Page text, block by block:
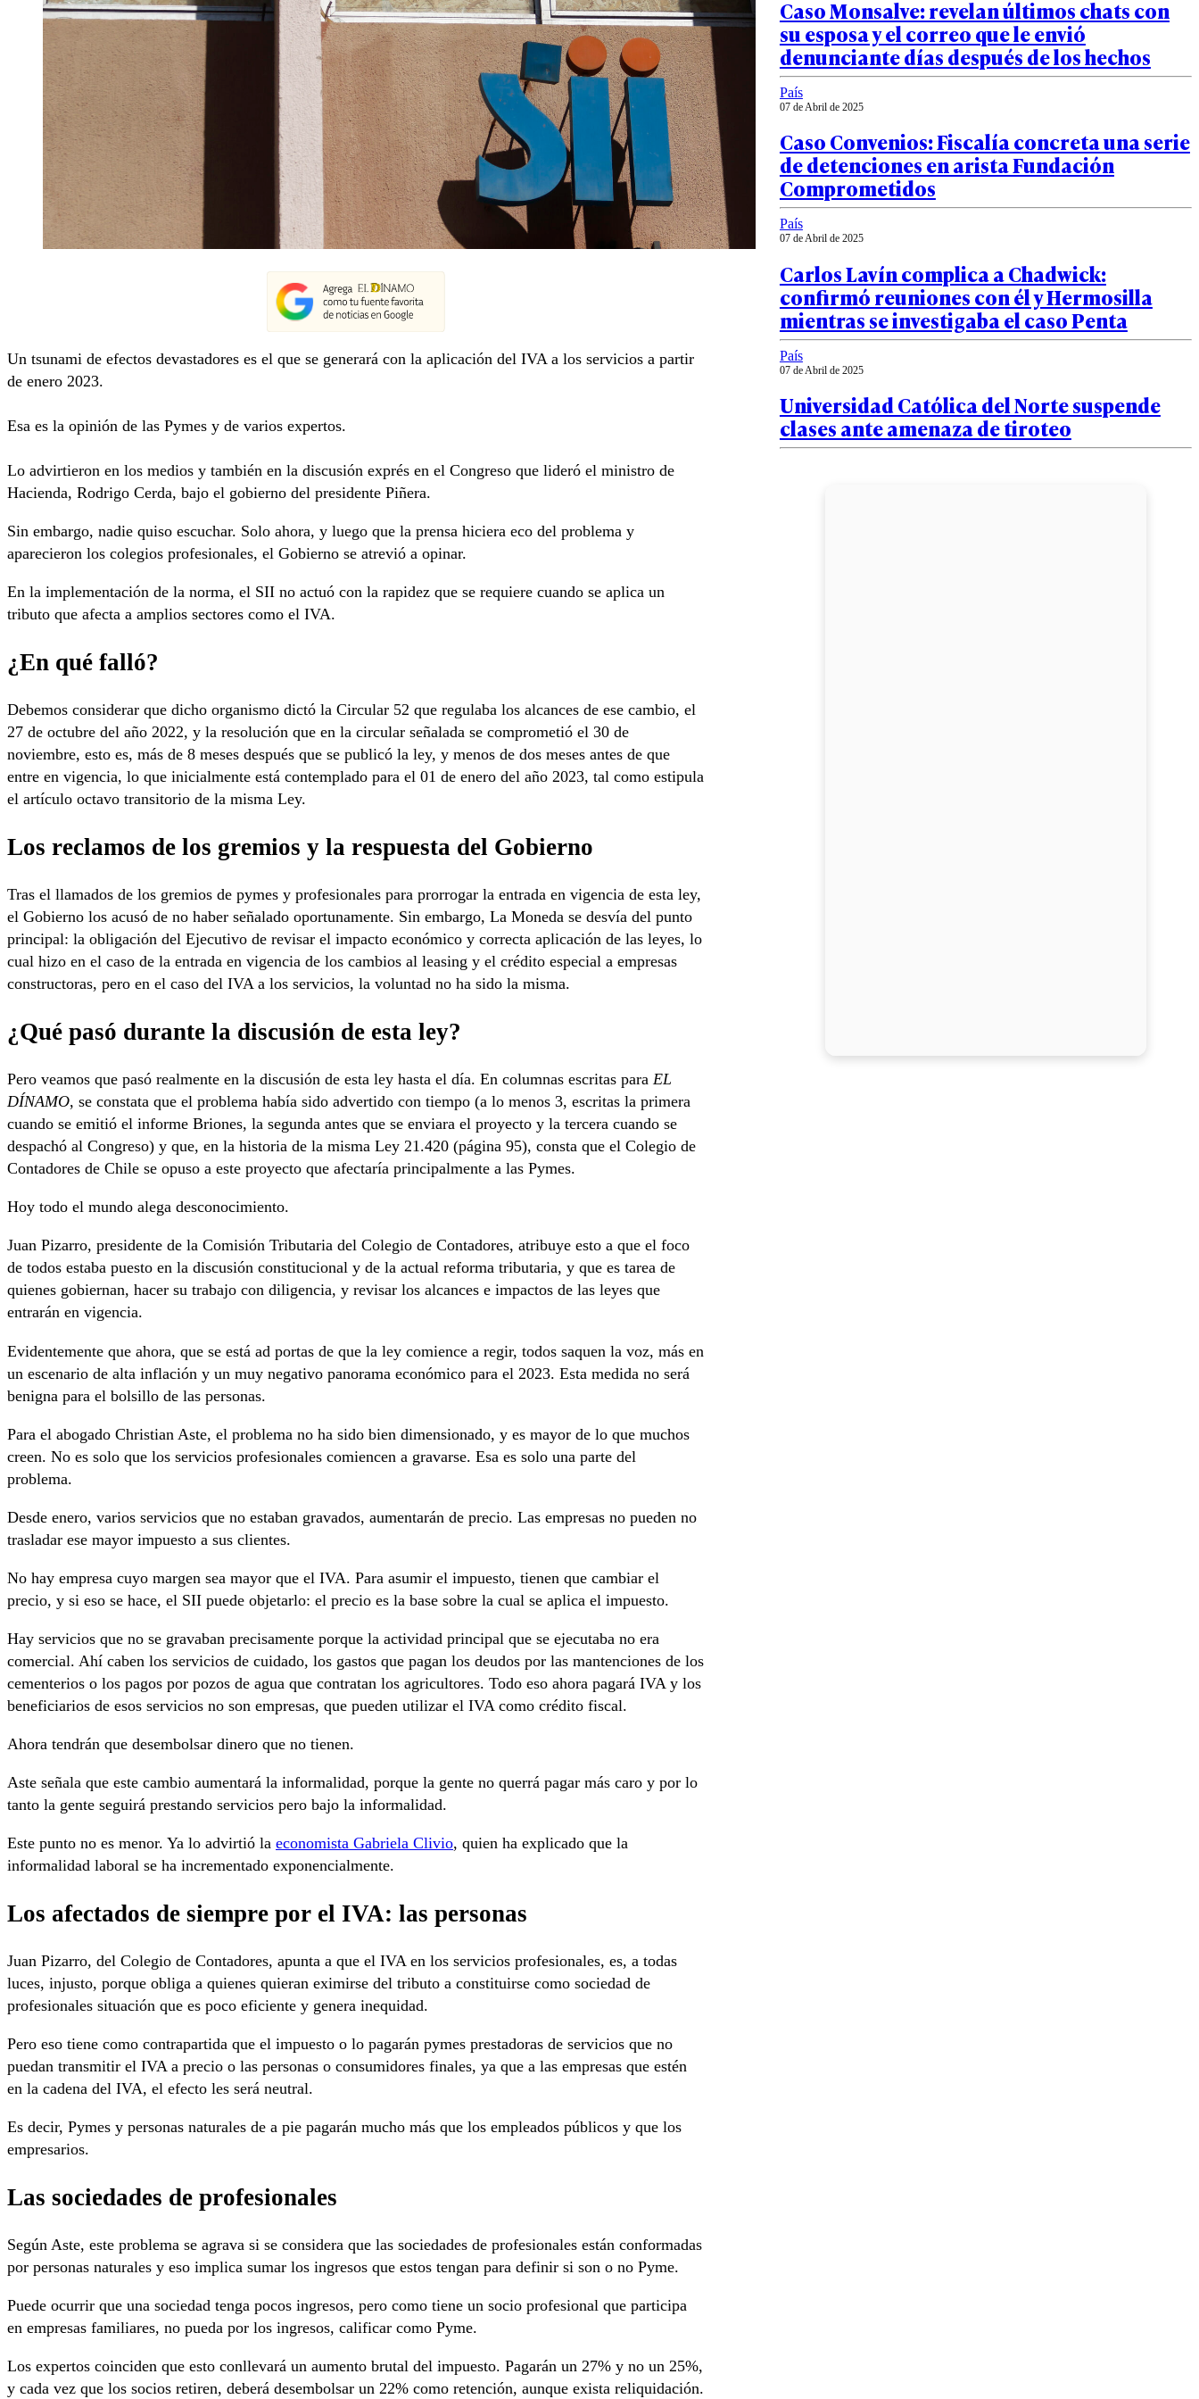
Un tsunami de efectos devastadores es el que se generará con la aplicación del IVA a los servicios a partir
de enero 2023.
Esa es la opinión de las Pymes y de varios expertos.
Lo advirtieron en los medios y también en la discusión exprés en el Congreso que lideró el ministro de
Hacienda, Rodrigo Cerda, bajo el gobierno del presidente Piñera.
Sin embargo, nadie quiso escuchar. Solo ahora, y luego que la prensa hiciera eco del problema y
aparecieron los colegios profesionales, el Gobierno se atrevió a opinar.
En la implementación de la norma, el SII no actuó con la rapidez que se requiere cuando se aplica un
tributo que afecta a amplios sectores como el IVA.
¿En qué falló?
Debemos considerar que dicho organismo dictó la Circular 52 que regulaba los alcances de ese cambio, el
27 de octubre del año 2022, y la resolución que en la circular señalada se comprometió el 30 de
noviembre, esto es, más de 8 meses después que se publicó la ley, y menos de dos meses antes de que
entre en vigencia, lo que inicialmente está contemplado para el 01 de enero del año 2023, tal como estipula
el artículo octavo transitorio de la misma Ley.
Los reclamos de los gremios y la respuesta del Gobierno
Tras el llamados de los gremios de pymes y profesionales para prorrogar la entrada en vigencia de esta ley,
el Gobierno los acusó de no haber señalado oportunamente. Sin embargo, La Moneda se desvía del punto
principal: la obligación del Ejecutivo de revisar el impacto económico y correcta aplicación de las leyes, lo
cual hizo en el caso de la entrada en vigencia de los cambios al leasing y el crédito especial a empresas
constructoras, pero en el caso del IVA a los servicios, la voluntad no ha sido la misma.
¿Qué pasó durante la discusión de esta ley?
Pero veamos que pasó realmente en la discusión de esta ley hasta el día. En columnas escritas para EL
DÍNAMO, se constata que el problema había sido advertido con tiempo (a lo menos 3, escritas la primera
cuando se emitió el informe Briones, la segunda antes que se enviara el proyecto y la tercera cuando se
despachó al Congreso) y que, en la historia de la misma Ley 21.420 (página 95), consta que el Colegio de
Contadores de Chile se opuso a este proyecto que afectaría principalmente a las Pymes.
Hoy todo el mundo alega desconocimiento.
Juan Pizarro, presidente de la Comisión Tributaria del Colegio de Contadores, atribuye esto a que el foco
de todos estaba puesto en la discusión constitucional y de la actual reforma tributaria, y que es tarea de
quienes gobiernan, hacer su trabajo con diligencia, y revisar los alcances e impactos de las leyes que
entrarán en vigencia.
Evidentemente que ahora, que se está ad portas de que la ley comience a regir, todos saquen la voz, más en
un escenario de alta inflación y un muy negativo panorama económico para el 2023. Esta medida no será
benigna para el bolsillo de las personas.
Para el abogado Christian Aste, el problema no ha sido bien dimensionado, y es mayor de lo que muchos
creen. No es solo que los servicios profesionales comiencen a gravarse. Esa es solo una parte del
problema.
Desde enero, varios servicios que no estaban gravados, aumentarán de precio. Las empresas no pueden no
trasladar ese mayor impuesto a sus clientes.
No hay empresa cuyo margen sea mayor que el IVA. Para asumir el impuesto, tienen que cambiar el
precio, y si eso se hace, el SII puede objetarlo: el precio es la base sobre la cual se aplica el impuesto.
Hay servicios que no se gravaban precisamente porque la actividad principal que se ejecutaba no era
comercial. Ahí caben los servicios de cuidado, los gastos que pagan los deudos por las mantenciones de los
cementerios o los pagos por pozos de agua que contratan los agricultores. Todo eso ahora pagará IVA y los
beneficiarios de esos servicios no son empresas, que pueden utilizar el IVA como crédito fiscal.
Ahora tendrán que desembolsar dinero que no tienen.
Aste señala que este cambio aumentará la informalidad, porque la gente no querrá pagar más caro y por lo
tanto la gente seguirá prestando servicios pero bajo la informalidad.
Este punto no es menor. Ya lo advirtió la economista Gabriela Clivio, quien ha explicado que la
informalidad laboral se ha incrementado exponencialmente.
Los afectados de siempre por el IVA: las personas
Juan Pizarro, del Colegio de Contadores, apunta a que el IVA en los servicios profesionales, es, a todas
luces, injusto, porque obliga a quienes quieran eximirse del tributo a constituirse como sociedad de
profesionales situación que es poco eficiente y genera inequidad.
Pero eso tiene como contrapartida que el impuesto o lo pagarán pymes prestadoras de servicios que no
puedan transmitir el IVA a precio o las personas o consumidores finales, ya que a las empresas que estén
en la cadena del IVA, el efecto les será neutral.
Es decir, Pymes y personas naturales de a pie pagarán mucho más que los empleados públicos y que los
empresarios.
Las sociedades de profesionales
Según Aste, este problema se agrava si se considera que las sociedades de profesionales están conformadas
por personas naturales y eso implica sumar los ingresos que estos tengan para definir si son o no Pyme.
Puede ocurrir que una sociedad tenga pocos ingresos, pero como tiene un socio profesional que participa
en empresas familiares, no pueda por los ingresos, calificar como Pyme.
Los expertos coinciden que esto conllevará un aumento brutal del impuesto. Pagarán un 27% y no un 25%,
y cada vez que los socios retiren, deberá desembolsar un 22% como retención, aunque exista reliquidación.
Caso Monsalve: revelan últimos chats con
su esposa y el correo que le envió
denunciante días después de los hechos
País
07 de Abril de 2025
Caso Convenios: Fiscalía concreta una serie
de detenciones en arista Fundación
Comprometidos
País
07 de Abril de 2025
Carlos Lavín complica a Chadwick:
confirmó reuniones con él y Hermosilla
mientras se investigaba el caso Penta
País
07 de Abril de 2025
Universidad Católica del Norte suspende
clases ante amenaza de tiroteo